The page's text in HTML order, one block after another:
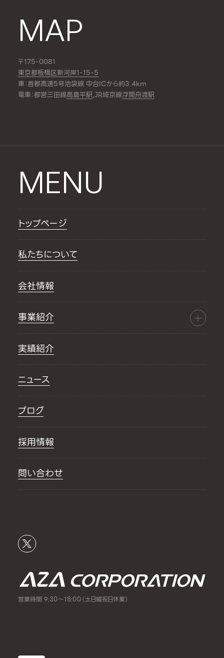
MAP
〒175-0081
東京都板橋区新河岸1-15-5
車：首都高速5号池袋線 中台ICから約3.4km
電車：都営三田線高島平駅,JR埼京線浮間舟渡駅
MENU
トップページ
私たちについて
会社情報
事業紹介
実績紹介
ニュース
ブログ
採用情報
問い合わせ
営業時間 9:30～18:00（土日曜祝日休業）